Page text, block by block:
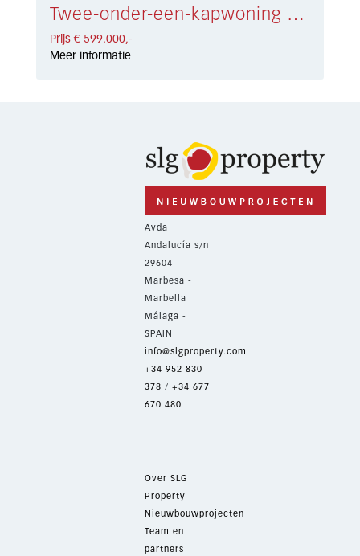
Twee-onder-een-kapwoning Riviera del Sol € 599.000,-
Prijs € 599.000,-
Meer informatie
Avda
Andalucía s/n
29604
Marbesa -
Marbella
Málaga -
SPAIN
info@slgproperty.com
+34 952 830
378 / +34 677
670 480
Over SLG
Property
Nieuwbouwprojecten
Team en
partners